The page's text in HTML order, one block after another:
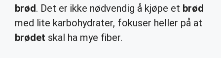
brød. Det er ikke nødvendig å kjøpe et brød
med lite karbohydrater, fokuser heller på at
brødet skal ha mye fiber.